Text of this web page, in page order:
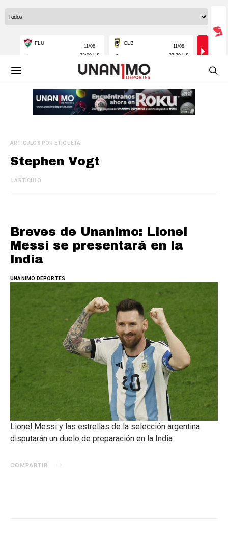
ARTÍCULOS POR ETIQUETA
Stephen Vogt
1 ARTÍCULO
Breves de Unanimo: Lionel
Messi se presentará en la
India
UNANIMO DEPORTES
Lionel Messi y las estrellas de la selección argentina
disputarán un duelo de preparación en la India
COMPARTIR